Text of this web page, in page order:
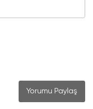
Yorumu Paylaş